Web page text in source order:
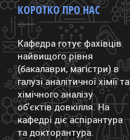
КОРОТКО ПРО НАС
Кафедра готує фахівців
найвищого рівня
(бакалаври, магістри) в
галузі аналітичної хімії та
хімічного аналізу
об'єктів довкілля. На
кафедрі діє аспірантура
та докторантура.